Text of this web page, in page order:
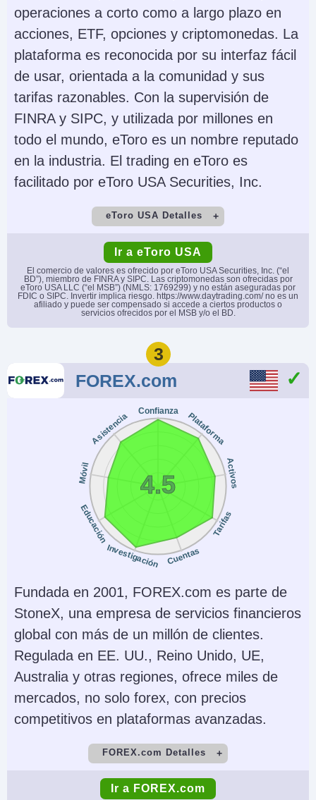
Funds,
Cryptocurrencies
Client Portal,
AlgoTrader,
OmniTrader,
TradingView, eSignal,
TradingCentral,
ProRealTime,
Quantower
Monedas de cuenta
USD, EUR, GBP, CAD,
AUD, INR, JPY, SEK,
NOK, DKK, CHF, AED,
Trading Automatizado
Capitalise.ai, TWS API
AI
Yes
Stop Loss Garantizado
No
operaciones a corto como a largo plazo en
acciones, ETF, opciones y criptomonedas. La
plataforma es reconocida por su interfaz fácil
de usar, orientada a la comunidad y sus
tarifas razonables. Con la supervisión de
FINRA y SIPC, y utilizada por millones en
todo el mundo, eToro es un nombre reputado
en la industria. El trading en eToro es
facilitado por eToro USA Securities, Inc.
eToro USA Detalles
Cuenta Demo
Yes
Depósito Mínimo
$50
Comercio Mínimo
$10
Apalancamiento
No
Instrumentos
Acciones, Opciones,
ETFs, Cripto
Plataformas
eToro Trading Platform
& CopyTrader
Monedas de cuenta
USD
Trading Automatizado
No
Yes
Stop Loss Garantizado
No
Ir a eToro USA
El comercio de valores es ofrecido por eToro USA Securities, Inc. (“el
BD”), miembro de FINRA y SIPC. Las criptomonedas son ofrecidas por
eToro USA LLC (“el MSB”) (NMLS: 1769299) y no están aseguradas por
FDIC o SIPC. Invertir implica riesgo. https://www.daytrading.com/ no es un
afiliado y puede ser compensado si accede a ciertos productos o
servicios ofrecidos por el MSB y/o el BD.
3
FOREX.com
Confianza Plataforma
Activos
Tarifas
Cuentas
Investigación
Educación
Móvil
Asistencia
4.5
Fundada en 2001, FOREX.com es parte de
StoneX, una empresa de servicios financieros
global con más de un millón de clientes.
Regulada en EE. UU., Reino Unido, UE,
Australia y otras regiones, ofrece miles de
mercados, no solo forex, con precios
competitivos en plataformas avanzadas.
FOREX.com Detalles
Cuenta Demo Depósito Mínimo
Ir a FOREX.com